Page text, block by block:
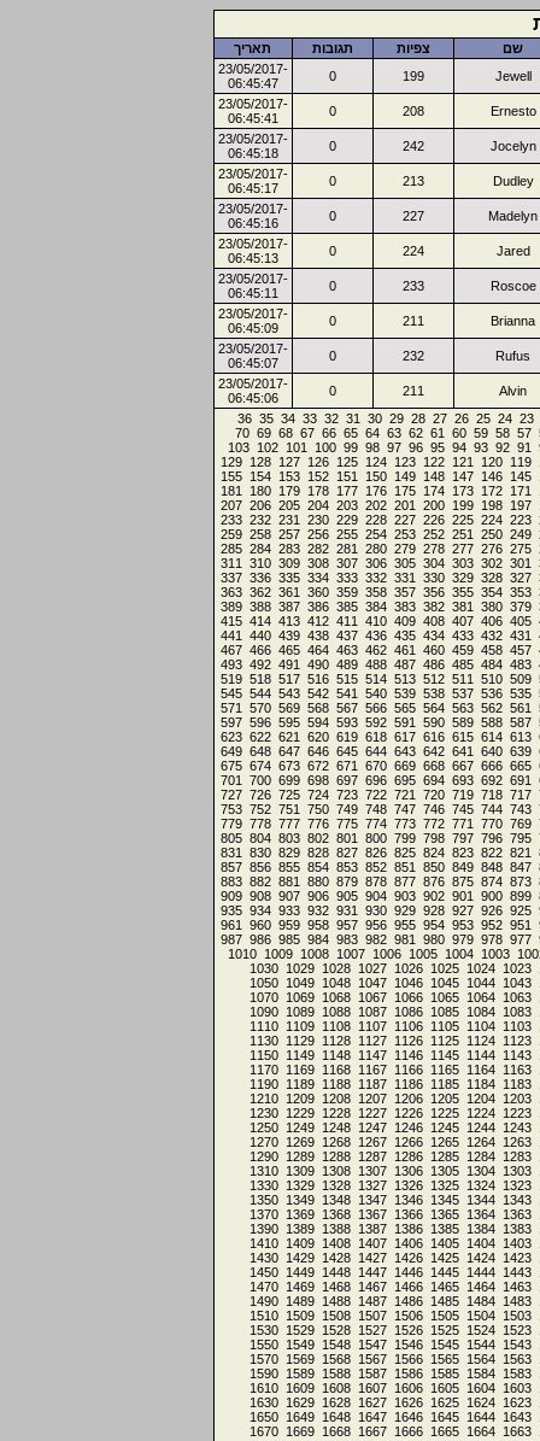
שם צפיות תגובות
תאריך
Jewell
199
0
23/05/2017-
06:45:47
Ernesto
208
0
23/05/2017-
06:45:41
Jocelyn
242
0
23/05/2017-
06:45:18
Dudley
213
0
23/05/2017-
06:45:17
Madelyn
227
0
23/05/2017-
06:45:16
Jared
224
0
23/05/2017-
06:45:13
Roscoe
233
0
23/05/2017-
06:45:11
Brianna
211
0
23/05/2017-
06:45:09
Rufus
232
0
23/05/2017-
06:45:07
Alvin
211
0
23/05/2017-
06:45:06
23
24
25
26
27
28
29
30
31
32
33
34
35
36
57
58
59
60
61
62
63
64
65
66
67
68
69
70
91
92
93
94
95
96
97
98
99
100
101
102
103
119
120
121
122
123
124
125
126
127
128
129
145
146
147
148
149
150
151
152
153
154
155
171
172
173
174
175
176
177
178
179
180
181
197
198
199
200
201
202
203
204
205
206
207
223
224
225
226
227
228
229
230
231
232
233
249
250
251
252
253
254
255
256
257
258
259
275
276
277
278
279
280
281
282
283
284
285
301
302
303
304
305
306
307
308
309
310
311
327
328
329
330
331
332
333
334
335
336
337
353
354
355
356
357
358
359
360
361
362
363
379
380
381
382
383
384
385
386
387
388
389
405
406
407
408
409
410
411
412
413
414
415
431
432
433
434
435
436
437
438
439
440
441
457
458
459
460
461
462
463
464
465
466
467
483
484
485
486
487
488
489
490
491
492
493
509
510
511
512
513
514
515
516
517
518
519
535
536
537
538
539
540
541
542
543
544
545
561
562
563
564
565
566
567
568
569
570
571
587
588
589
590
591
592
593
594
595
596
597
613
614
615
616
617
618
619
620
621
622
623
639
640
641
642
643
644
645
646
647
648
649
665
666
667
668
669
670
671
672
673
674
675
691
692
693
694
695
696
697
698
699
700
701
717
718
719
720
721
722
723
724
725
726
727
743
744
745
746
747
748
749
750
751
752
753
769
770
771
772
773
774
775
776
777
778
779
795
796
797
798
799
800
801
802
803
804
805
821
822
823
824
825
826
827
828
829
830
831
847
848
849
850
851
852
853
854
855
856
857
873
874
875
876
877
878
879
880
881
882
883
899
900
901
902
903
904
905
906
907
908
909
925
926
927
928
929
930
931
932
933
934
935
951
952
953
954
955
956
957
958
959
960
961
977
978
979
980
981
982
983
984
985
986
987
1003
1004
1005
1006
1007
1008
1009
1010
1023
1024
1025
1026
1027
1028
1029
1030
1043
1044
1045
1046
1047
1048
1049
1050
1063
1064
1065
1066
1067
1068
1069
1070
1083
1084
1085
1086
1087
1088
1089
1090
1103
1104
1105
1106
1107
1108
1109
1110
1123
1124
1125
1126
1127
1128
1129
1130
1143
1144
1145
1146
1147
1148
1149
1150
1163
1164
1165
1166
1167
1168
1169
1170
1183
1184
1185
1186
1187
1188
1189
1190
1203
1204
1205
1206
1207
1208
1209
1210
1223
1224
1225
1226
1227
1228
1229
1230
1243
1244
1245
1246
1247
1248
1249
1250
1263
1264
1265
1266
1267
1268
1269
1270
1283
1284
1285
1286
1287
1288
1289
1290
1303
1304
1305
1306
1307
1308
1309
1310
1323
1324
1325
1326
1327
1328
1329
1330
1343
1344
1345
1346
1347
1348
1349
1350
1363
1364
1365
1366
1367
1368
1369
1370
1383
1384
1385
1386
1387
1388
1389
1390
1403
1404
1405
1406
1407
1408
1409
1410
1423
1424
1425
1426
1427
1428
1429
1430
1443
1444
1445
1446
1447
1448
1449
1450
1463
1464
1465
1466
1467
1468
1469
1470
1483
1484
1485
1486
1487
1488
1489
1490
1503
1504
1505
1506
1507
1508
1509
1510
1523
1524
1525
1526
1527
1528
1529
1530
1543
1544
1545
1546
1547
1548
1549
1550
1563
1564
1565
1566
1567
1568
1569
1570
1583
1584
1585
1586
1587
1588
1589
1590
1603
1604
1605
1606
1607
1608
1609
1610
1623
1624
1625
1626
1627
1628
1629
1630
1643
1644
1645
1646
1647
1648
1649
1650
1663
1664
1665
1666
1667
1668
1669
1670